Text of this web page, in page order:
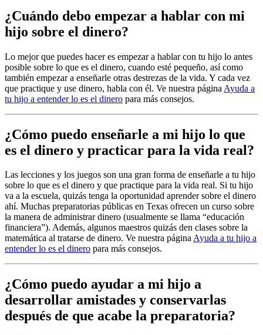
¿Cuándo debo empezar a hablar con mi
hijo sobre el dinero?
Lo mejor que puedes hacer es empezar a hablar con tu hijo lo antes
posible sobre lo que es el dinero, cuando esté pequeño, así como
también empezar a enseñarle otras destrezas de la vida. Y cada vez
que practique y use dinero, habla con él. Ve nuestra página Ayuda a
tu hijo a entender lo es el dinero para más consejos.
¿Cómo puedo enseñarle a mi hijo lo que
es el dinero y practicar para la vida real?
Las lecciones y los juegos son una gran forma de enseñarle a tu hijo
sobre lo que es el dinero y que practique para la vida real. Si tu hijo
va a la escuela, quizás tenga la oportunidad aprender sobre el dinero
ahí. Muchas preparatorias públicas en Texas ofrecen un curso sobre
la manera de administrar dinero (usualmente se llama “educación
financiera”). Además, algunos maestros quizás den clases sobre la
matemática al tratarse de dinero. Ve nuestra páginaAyuda a tu hijo a
entender lo es el dinero para más consejos.
¿Cómo puedo ayudar a mi hijo a
desarrollar amistades y conservarlas
después de que acabe la preparatoria?